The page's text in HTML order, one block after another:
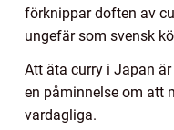
förknippar doften av
ungefär som svensk
Att äta curry i Japan
en påminnelse om att
vardagliga.